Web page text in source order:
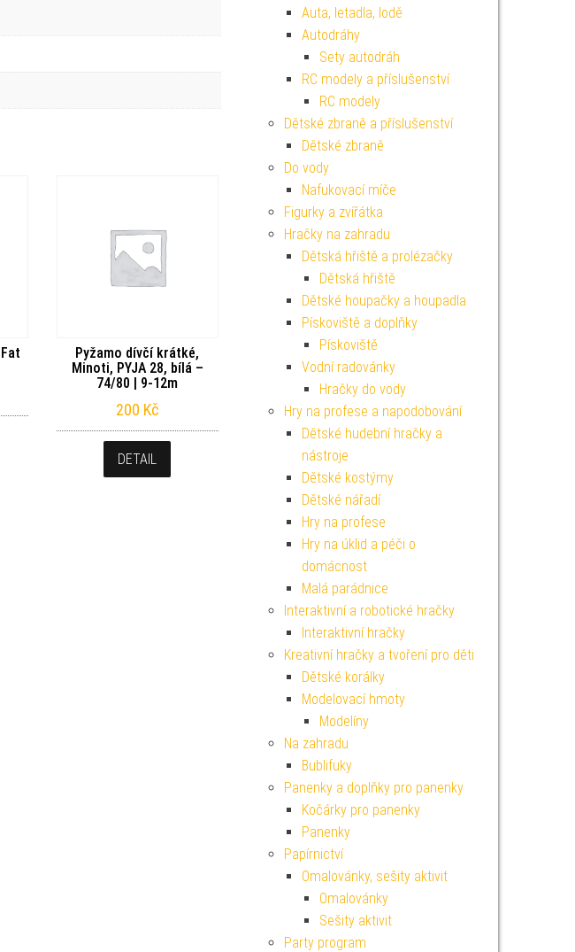
Pyžamo dívčí krátké,
Minoti, PYJA 28, bílá –
74/80 | 9-12m
200 Kč
DETAIL
Auta, letadla, lodě
Autodráhy
Sety autodráh
RC modely a příslušenství
RC modely
Dětské zbraně a příslušenství
Dětské zbraně
Do vody
Nafukovací míče
Figurky a zvířátka
Hračky na zahradu
Dětská hřiště a prolézačky
Dětská hřiště
Dětské houpačky a houpadla
Pískoviště a doplňky
Pískoviště
Vodní radovánky
Hračky do vody
Hry na profese a napodobování
Dětské hudební hračky a
nástroje
Dětské kostýmy
Dětské nářadí
Hry na profese
Hry na úklid a péči o
domácnost
Malá parádnice
Interaktivní a robotické hračky
Interaktivní hračky
Kreativní hračky a tvoření pro děti
Dětské korálky
Modelovací hmoty
Modelíny
Na zahradu
Bublifuky
Panenky a doplňky pro panenky
Kočárky pro panenky
Panenky
Papírnictví
Omalovánky, sešity aktivit
Omalovánky
Sešity aktivit
Party program